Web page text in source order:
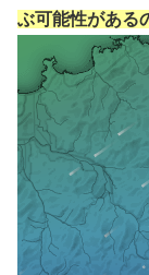
ぶ可能性がある